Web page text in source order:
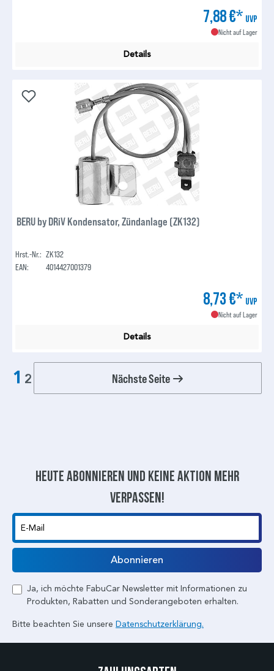
7,88 €* UVP
Nicht auf Lager
Details
BERU by DRiV Kondensator, Zündanlage (ZK132)
Hrst.-Nr.: ZK132
EAN:
4014427001379
8,73 €* UVP
Nicht auf Lager
Details
1 2 Nächste Seite
Heute abonnieren und keine aktion mehr
verpassen!
E-Mail
Abonnieren
Ja, ich möchte FabuCar Newsletter mit Informationen zu
Produkten, Rabatten und Sonderangeboten erhalten.
Bitte beachten Sie unsere Datenschutzerklärung.